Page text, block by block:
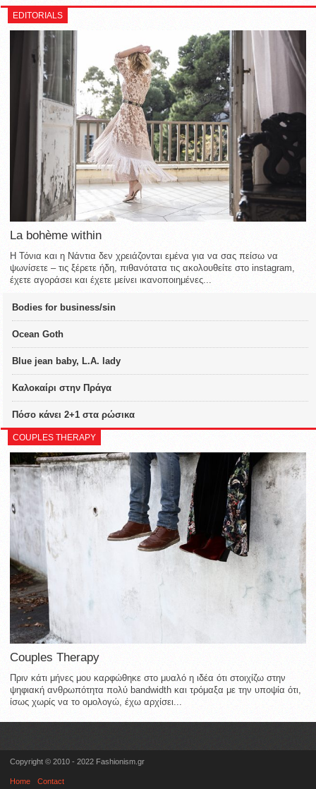
EDITORIALS
La bohème within
Η Τόνια και η Νάντια δεν χρειάζονται εμένα για να σας πείσω να
ψωνίσετε – τις ξέρετε ήδη, πιθανότατα τις ακολουθείτε στο instagram,
έχετε αγοράσει και έχετε μείνει ικανοποιημένες...
Bodies for business/sin
Ocean Goth
Blue jean baby, L.A. lady
Καλοκαίρι στην Πράγα
Πόσο κάνει 2+1 στα ρώσικα
COUPLES THERAPY
Couples Therapy
Πριν κάτι μήνες μου καρφώθηκε στο μυαλό η ιδέα ότι στοιχίζω στην
ψηφιακή ανθρωπότητα πολύ bandwidth και τρόμαξα με την υποψία ότι,
ίσως χωρίς να το ομολογώ, έχω αρχίσει...
Copyright © 2010 - 2022 Fashionism.gr
Home Contact